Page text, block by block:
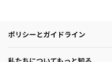
ポリシーとガイドライン